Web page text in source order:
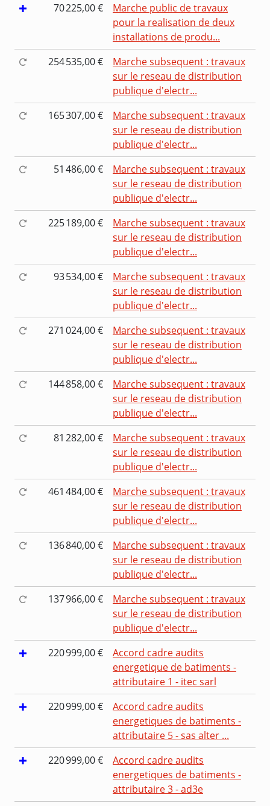
70 225,00 €
Marche public de travaux
pour la realisation de deux
installations de produ...
254 535,00 €
Marche subsequent : travaux
sur le reseau de distribution
publique d'electr...
165 307,00 €
Marche subsequent : travaux
sur le reseau de distribution
publique d'electr...
51 486,00 €
Marche subsequent : travaux
sur le reseau de distribution
publique d'electr...
225 189,00 €
Marche subsequent : travaux
sur le reseau de distribution
publique d'electr...
93 534,00 €
Marche subsequent : travaux
sur le reseau de distribution
publique d'electr...
271 024,00 €
Marche subsequent : travaux
sur le reseau de distribution
publique d'electr...
144 858,00 €
Marche subsequent : travaux
sur le reseau de distribution
publique d'electr...
81 282,00 €
Marche subsequent : travaux
sur le reseau de distribution
publique d'electr...
461 484,00 €
Marche subsequent : travaux
sur le reseau de distribution
publique d'electr...
136 840,00 €
Marche subsequent : travaux
sur le reseau de distribution
publique d'electr...
137 966,00 €
Marche subsequent : travaux
sur le reseau de distribution
publique d'electr...
220 999,00 €
Accord cadre audits
energetique de batiments -
attributaire 1 - itec sarl
220 999,00 €
Accord cadre audits
energetiques de batiments -
attributaire 5 - sas alter ...
220 999,00 €
Accord cadre audits
energetiques de batiments -
attributaire 3 - ad3e